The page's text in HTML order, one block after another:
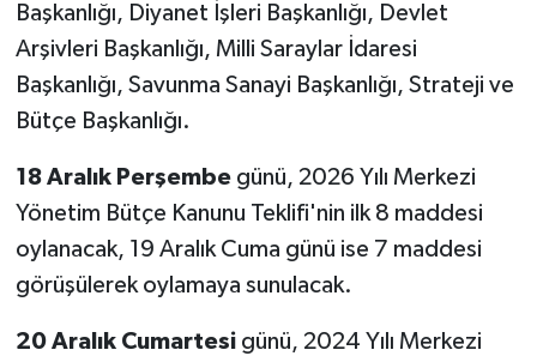
Başkanlığı, Diyanet İşleri Başkanlığı, Devlet
Arşivleri Başkanlığı, Milli Saraylar İdaresi
Başkanlığı, Savunma Sanayi Başkanlığı, Strateji ve
Bütçe Başkanlığı.
18 Aralık Perşembe günü, 2026 Yılı Merkezi
Yönetim Bütçe Kanunu Teklifi'nin ilk 8 maddesi
oylanacak, 19 Aralık Cuma günü ise 7 maddesi
görüşülerek oylamaya sunulacak.
20 Aralık Cumartesi günü, 2024 Yılı Merkezi